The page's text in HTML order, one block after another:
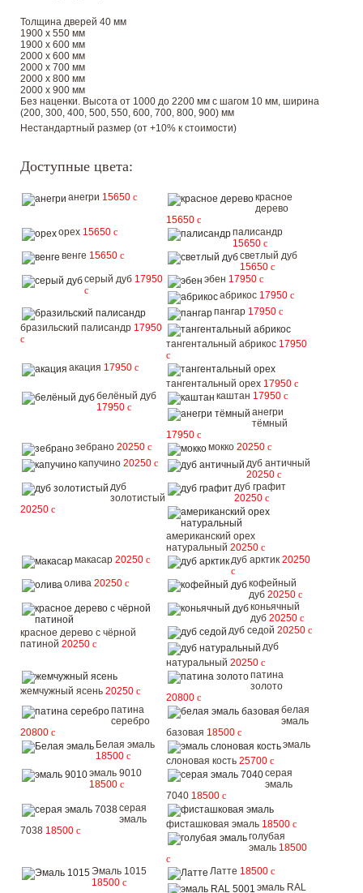
Толщина дверей 40 мм
1900 х 550 мм
1900 х 600 мм
2000 х 600 мм
2000 х 700 мм
2000 х 800 мм
2000 х 900 мм
Без наценки. Высота от 1000 до 2200 мм с шагом 10 мм, ширина
(200, 300, 400, 500, 550, 600, 700, 800, 900) мм
Нестандартный размер (от +10% к стоимости)
Доступные цвета:
анегри 15650 c
красное
дерево
15650 c
орех 15650 c
палисандр
15650 c
венге 15650 c
светлый дуб
15650 c
серый дуб 17950
c
эбен 17950 c
абрикос 17950 c
бразильский палисандр 17950
c
пангар 17950 c
тангентальный абрикос 17950
c
акация 17950 c
тангентальный орех 17950 c
белёный дуб
17950 c
каштан 17950 c
анегри
тёмный
17950 c
зебрано 20250 c мокко 20250 c
капучино 20250 c
дуб античный
20250 c
дуб
золотистый
20250 c
дуб графит
20250 c
американский орех
натуральный 20250 c
макасар 20250 c дуб арктик 20250
c
олива 20250 c
кофейный
дуб 20250 c
красное дерево с чёрной
патиной 20250 c
коньячный
дуб 20250 c
дуб седой 20250 c
дуб
натуральный 20250 c
жемчужный ясень 20250 c
патина
золото
20800 c
патина
серебро
20800 c
белая
эмаль
базовая 18500 c
Белая эмаль
18500 c
эмаль
слоновая кость 25700 c
эмаль 9010
18500 c
серая
эмаль
7040 18500 c
серая
эмаль
7038 18500 c
фисташковая эмаль 18500 c
голубая
эмаль 18500
c
Эмаль 1015
18500 c
Латте 18500 c
эмаль RAL